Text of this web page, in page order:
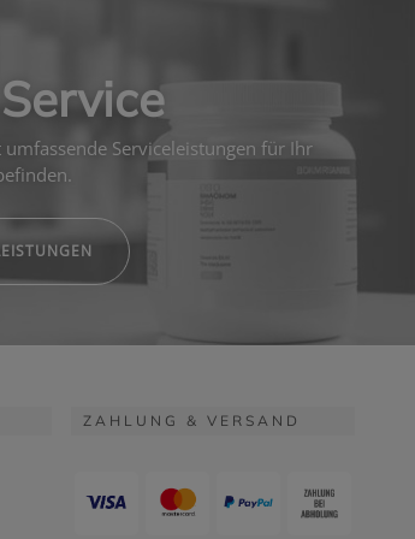
Serviceleistungen für Ihr
ZAHLUNG & VERSAND